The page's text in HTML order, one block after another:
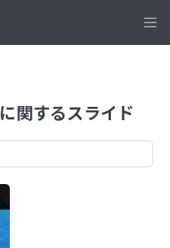
関するスライド